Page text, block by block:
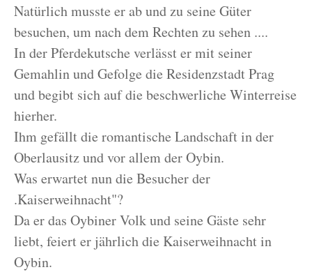
Natürlich musste er ab und zu seine Güter
besuchen, um nach dem Rechten zu sehen ....
In der Pferdekutsche verlässt er mit seiner
Gemahlin und Gefolge die Residenzstadt Prag
und begibt sich auf die beschwerliche Winterreise
hierher.
Ihm gefällt die romantische Landschaft in der
Oberlausitz und vor allem der Oybin.
Was erwartet nun die Besucher der
.Kaiserweihnacht"?
Da er das Oybiner Volk und seine Gäste sehr
liebt, feiert er jährlich die Kaiserweihnacht in
Oybin.